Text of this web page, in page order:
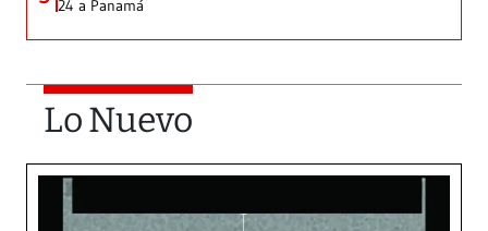
24 a Panamá
Lo Nuevo